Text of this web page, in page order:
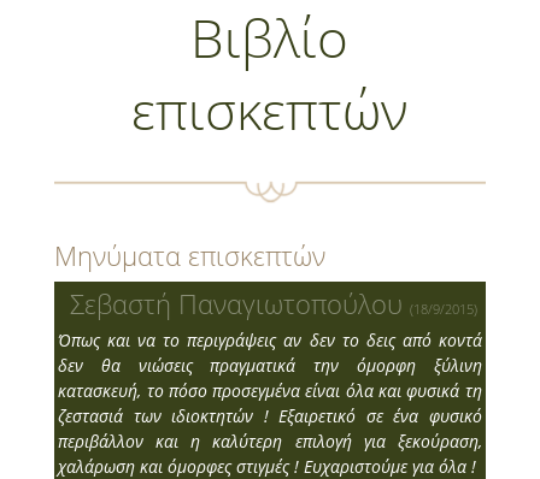
Βιβλίο
επισκεπτών
Μηνύματα επισκεπτών
Σεβαστή Παναγιωτοπούλου(18/9/2015)
Όπως και να το περιγράψεις αν δεν το δεις από κοντά
δεν θα νιώσεις πραγματικά την όμορφη ξύλινη
κατασκευή, το πόσο προσεγμένα είναι όλα και φυσικά τη
ζεστασιά των ιδιοκτητών ! Εξαιρετικό σε ένα φυσικό
περιβάλλον και η καλύτερη επιλογή για ξεκούραση,
χαλάρωση και όμορφες στιγμές ! Ευχαριστούμε για όλα !